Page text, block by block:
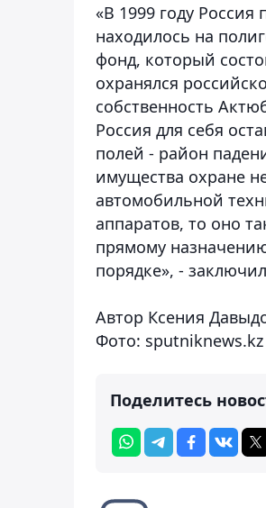
«В 1999 году
находилось на
фонд, который
охранялся
собственность
Россия для себя
полей - район
имущества охране
автомобильной
аппаратов, то оно
прямому
порядке», -
Автор Ксения
Фото: sputniknews.kz
Поделитесь